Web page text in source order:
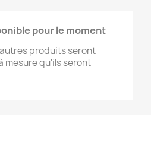
pour le moment
produits seront
mesure qu'ils seront